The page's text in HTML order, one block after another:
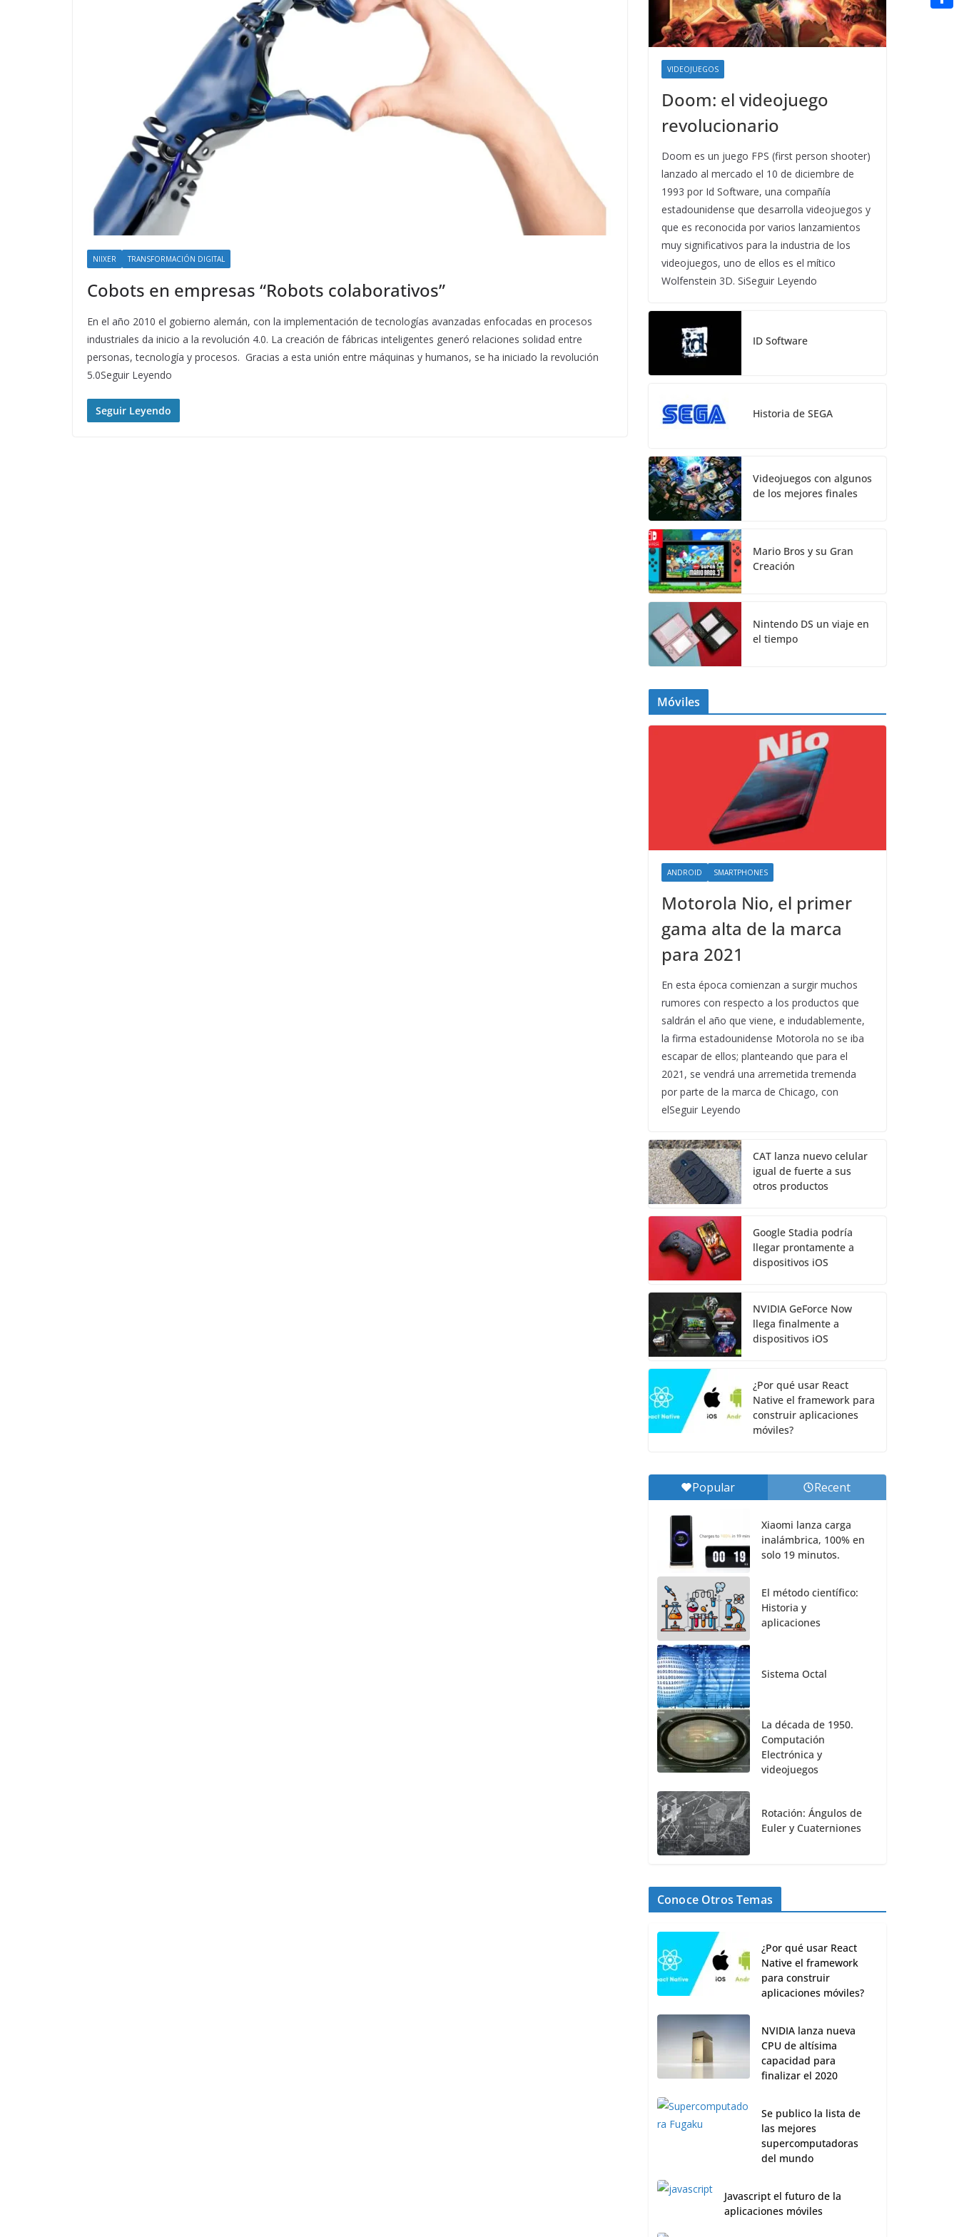
NIIXER TRANSFORMACIÓN DIGITAL
Cobots en empresas “Robots colaborativos”
En el año 2010 el gobierno alemán, con la implementación de tecnologías avanzadas enfocadas en procesos
industriales da inicio a la revolución 4.0. La creación de fábricas inteligentes generó relaciones solidad entre
personas, tecnología y procesos. Gracias a esta unión entre máquinas y humanos, se ha iniciado la revolución
5.0Seguir Leyendo
Seguir Leyendo
VIDEOJUEGOS
Doom: el videojuego
revolucionario
Doom es un juego FPS (first person shooter)
lanzado al mercado el 10 de diciembre de
1993 por Id Software, una compañía
estadounidense que desarrolla videojuegos y
que es reconocida por varios lanzamientos
muy significativos para la industria de los
videojuegos, uno de ellos es el mítico
Wolfenstein 3D. SiSeguir Leyendo
ID Software
Historia de SEGA
Videojuegos con algunos
de los mejores finales
Mario Bros y su Gran
Creación
Nintendo DS un viaje en
el tiempo
Móviles
ANDROID SMARTPHONES
Motorola Nio, el primer
gama alta de la marca
para 2021
En esta época comienzan a surgir muchos
rumores con respecto a los productos que
saldrán el año que viene, e indudablemente,
la firma estadounidense Motorola no se iba
escapar de ellos; planteando que para el
2021, se vendrá una arremetida tremenda
por parte de la marca de Chicago, con
elSeguir Leyendo
CAT lanza nuevo celular
igual de fuerte a sus
otros productos
Google Stadia podría
llegar prontamente a
dispositivos iOS
NVIDIA GeForce Now
llega finalmente a
dispositivos iOS
¿Por qué usar React
Native el framework para
construir aplicaciones
móviles?
Popular Recent
Xiaomi lanza carga
inalámbrica, 100% en
solo 19 minutos.
El método científico:
Historia y
aplicaciones
Sistema Octal
La década de 1950.
Computación
Electrónica y
videojuegos
Rotación: Ángulos de
Euler y Cuaterniones
Conoce Otros Temas
¿Por qué usar React
Native el framework
para construir
aplicaciones móviles?
NVIDIA lanza nueva
CPU de altísima
capacidad para
finalizar el 2020
Se publico la lista de
las mejores
supercomputadoras
del mundo
Javascript el futuro de la
aplicaciones móviles
n
a